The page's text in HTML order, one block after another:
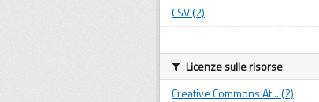
CSV (2)
Licenze sulle risorse
Creative Commons At... (2)